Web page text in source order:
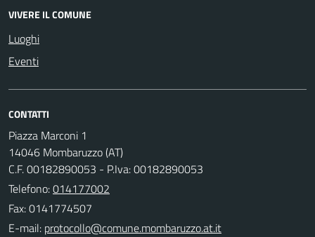
VIVERE IL COMUNE
Luoghi
Eventi
CONTATTI
Piazza Marconi 1
14046 Mombaruzzo (AT)
C.F. 00182890053 - P.Iva: 00182890053
Telefono:014177002
Fax: 0141774507
E-mail: